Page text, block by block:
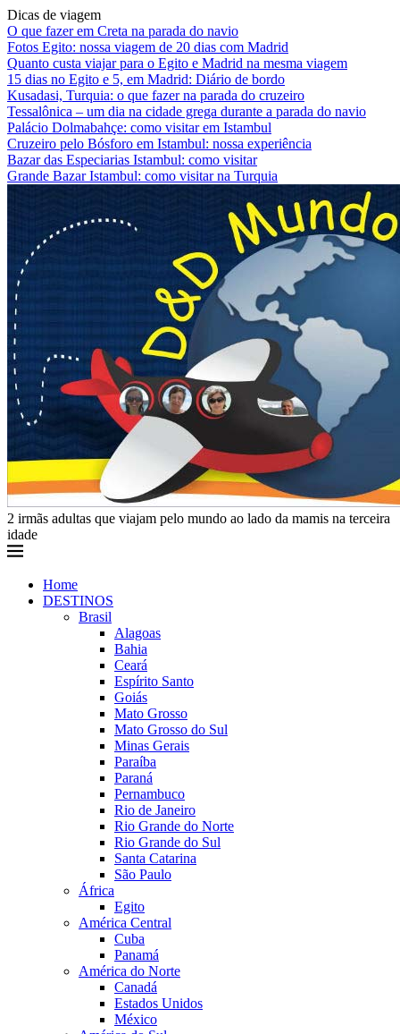
Dicas de viagem
O que fazer em Creta na parada do navio
Fotos Egito: nossa viagem de 20 dias com Madrid
Quanto custa viajar para o Egito e Madrid na mesma viagem
15 dias no Egito e 5, em Madrid: Diário de bordo
Kusadasi, Turquia: o que fazer na parada do cruzeiro
Tessalônica – um dia na cidade grega durante a parada do navio
Palácio Dolmabahçe: como visitar em Istambul
Cruzeiro pelo Bósforo em Istambul: nossa experiência
Bazar das Especiarias Istambul: como visitar
Grande Bazar Istambul: como visitar na Turquia
2 irmãs adultas que viajam pelo mundo ao lado da mamis na terceira
idade
Home
DESTINOS
Brasil
Alagoas
Bahia
Ceará
Espírito Santo
Goiás
Mato Grosso
Mato Grosso do Sul
Minas Gerais
Paraíba
Paraná
Pernambuco
Rio de Janeiro
Rio Grande do Norte
Rio Grande do Sul
Santa Catarina
São Paulo
África
Egito
América Central
Cuba
Panamá
América do Norte
Canadá
Estados Unidos
México